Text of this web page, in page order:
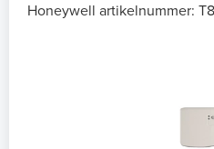
Honeywell artikelnummer: